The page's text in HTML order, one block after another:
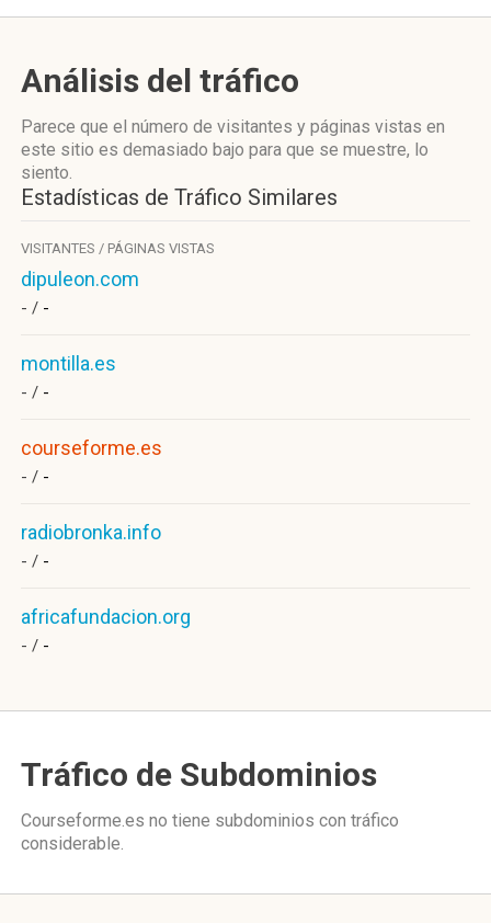
Análisis del tráfico
Parece que el número de visitantes y páginas vistas en
este sitio es demasiado bajo para que se muestre, lo
siento.
Estadísticas de Tráfico Similares
VISITANTES / PÁGINAS VISTAS
dipuleon.com
- / -
montilla.es
- / -
courseforme.es
- / -
radiobronka.info
- / -
africafundacion.org
- / -
Tráfico de Subdominios
Courseforme.es no tiene subdominios con tráfico
considerable.